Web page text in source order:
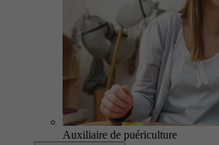
Auxiliaire de puériculture